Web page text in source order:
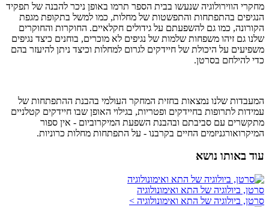
מחקרי הווירולוגיה שנעשו בבית הספר תרמו באופן ניכר להבנה של תפקיד
הנגיפים בהתפתחות והתפשטות של מחלות, כמו למשל בתקופת מגפת
הקורונה, כמו גם להשפעתם על גידולים חקלאיים. החוקרות והחוקרים
שלנו גם זיהו משפחות שלמות של נגיפים לא מוכרים, בוחנים כיצד נגיפים
משפיעים על היכולת של חיידקים לגרום למחלות וכיצד ניתן להיעזר בהם
כדי להילחם בסרטן.
המעבדות שלנו נמצאות בחזית המחקר העולמי בהבנת ההתפתחות של
עמידות לתרופות בחיידקים ופטריות, בגילוי האופן שבו חיידקים קטלניים
מתקשרים עם סביבתם ובהבנת השפעת המיקרוביום - אין ספור
המיקרואורגניזמים החיים בקרבנו - על התפתחות מחלות כרוניות.
עוד באותו נושא
סרטן, ביולוגיה של התא ואימונולוגיה
סרטן, ביולוגיה של התא ואימונולוגיה >